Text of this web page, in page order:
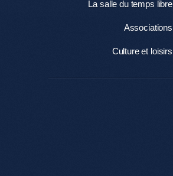
La salle du temps libre
Associations
Culture et loisirs